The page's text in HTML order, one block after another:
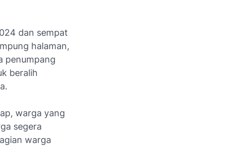
dan sempat
halaman,
penumpang
beralih
warga yang
segera
warga